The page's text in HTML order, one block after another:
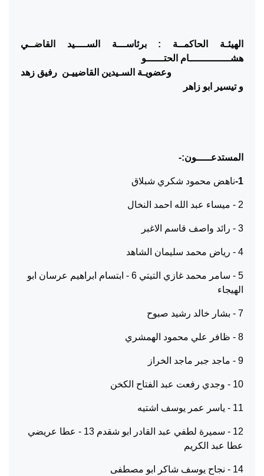
الهيئـة الحاكمــة : برئاســـة الســــيد القاضــي
هشــــــــــــــام الحتــــــو
وعضويـة السـيدين القاضييـن رفيق زهد
و تيسير ابو زاهر
المستدعـــــون:-
1- ناهض محمود شكري شبلاق
2 - ميساء عبد الله احمد النخال
3 - رائد واصف قاسم الاغبر
4 - رياض محمد سليمان الشاهد
5 - سامر محمد غازي التيتي 6 - ابتسام ابراهيم عرسان ابو
الهيجاء
7 - بشار خالد رشيد صبوح
8 - ظافر علي محمود الهمشري
9 - ماجد جبر ماجد الخراز
10 - وجدي رفعت عبد الفتاح الكخن
11 - ياسر عمر يوسف اشتيه
12 - سميرة لطفي عبد القادر ابو شقدم 13 - عطا عريضي
عطا عبد الكريم
14 - نجاح يوسف شاكر ابو مصطفى